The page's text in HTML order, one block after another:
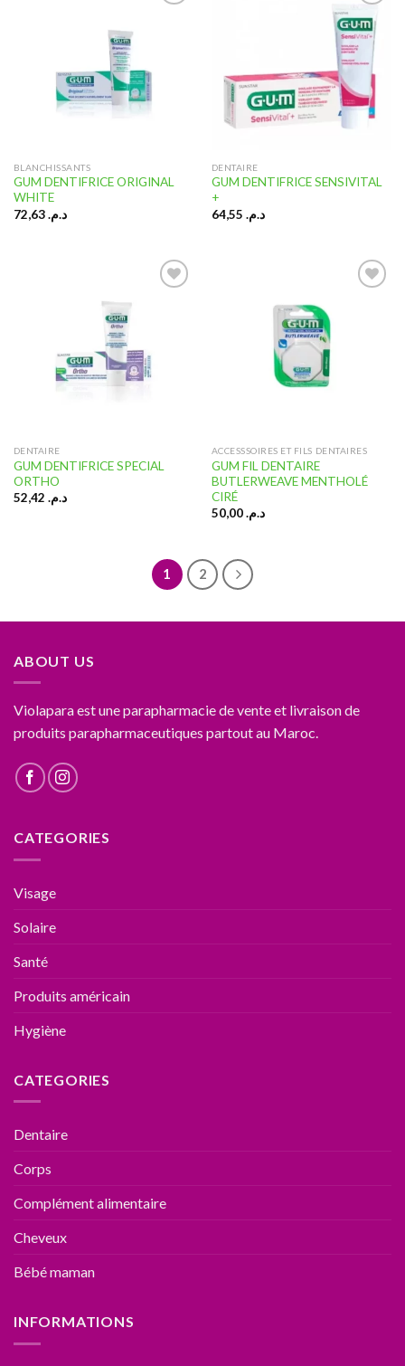
d’envies
BLANCHISSANTS
GUM DENTIFRICE ORIGINAL
WHITE
د.م.72,63
Ajouter
à la liste
d’envies
DENTAIRE
GUM DENTIFRICE SENSIVITAL
+
د.م.
d’envies
DENTAIRE
GUM DENTIFRICE SPECIAL
ORTHO
د.م.
ACCESSSOIRES ET FILS DENTAIRES
GUM FIL DENTAIRE
BUTLERWEAVE MENTHOLÉ
CIRÉ
د.م.50,00
1 2
ABOUT US
Violapara est une parapharmacie de vente et livraison de
produits parapharmaceutiques partout au Maroc.
CATEGORIES
Visage
Solaire
Santé
Produits américain
Hygiène
CATEGORIES
Dentaire
Corps
Complément alimentaire
Cheveux
Bébé maman
INFORMATIONS